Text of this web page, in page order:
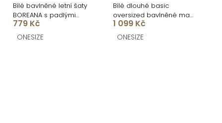
Bílé bavlněné letní šaty
BOREANA s padlými
rukávy
779 Kč
ONESIZE
Bílé dlouhé basic
oversized bavlněné maxi
košilové šaty FLARETA
1 099 Kč
ONESIZE